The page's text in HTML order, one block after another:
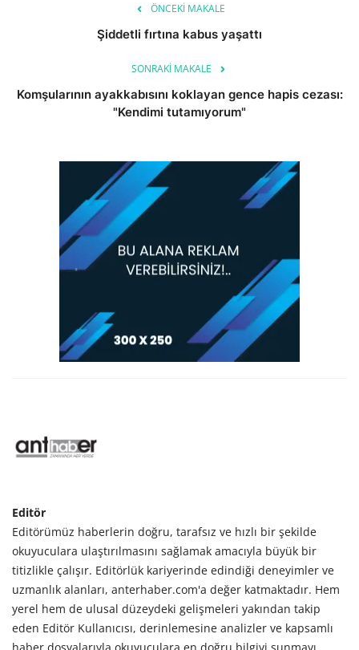
ÖNCEKI MAKALE
Şiddetli fırtına kabus yaşattı
SONRAKI MAKALE
Komşularının ayakkabısını koklayan gence hapis cezası:
"Kendimi tutamıyorum"
Editör
Editörümüz haberlerin doğru, tarafsız ve hızlı bir şekilde
okuyuculara ulaştırılmasını sağlamak amacıyla büyük bir
titizlikle çalışır. Editörlük kariyerinde edindiği deneyimler ve
uzmanlık alanları, anterhaber.com'a değer katmaktadır. Hem
yerel hem de ulusal düzeydeki gelişmeleri yakından takip
eden Editör Kullanıcısı, derinlemesine analizler ve kapsamlı